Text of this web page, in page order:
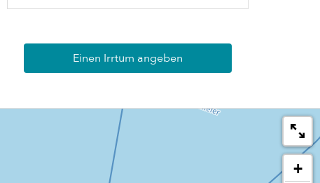
Einen Irrtum angeben
+